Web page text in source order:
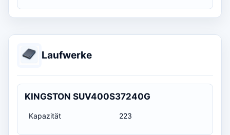
Laufwerke
KINGSTON SUV400S37240G
Kapazität 223